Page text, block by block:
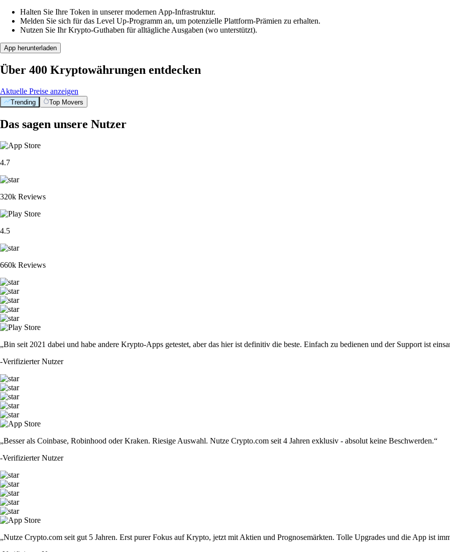
Halten Sie Ihre Token in unserer modernen App-Infrastruktur.
Melden Sie sich für das Level Up-Programm an, um potenzielle Plattform-Prämien zu erhalten.
Nutzen Sie Ihr Krypto-Guthaben für alltägliche Ausgaben (wo unterstützt).
App herunterladen
Über 400 Kryptowährungen entdecken
Aktuelle Preise anzeigen
Trending Top Movers
Das sagen unsere Nutzer
4.7
320k Reviews
4.5
660k Reviews
„Bin seit 2021 dabei und habe andere Krypto-Apps getestet, aber das hier ist definitiv die beste. Einfach zu bedienen und der Support ist
-Verifizierter Nutzer
„Besser als Coinbase, Robinhood oder Kraken. Riesige Auswahl. Nutze Crypto.com seit 4 Jahren exklusiv - absolut keine Beschwerden.“
-Verifizierter Nutzer
„Nutze Crypto.com seit gut 5 Jahren. Erst purer Fokus auf Krypto, jetzt mit Aktien und Prognosemärkten. Tolle Upgrades und die App ist